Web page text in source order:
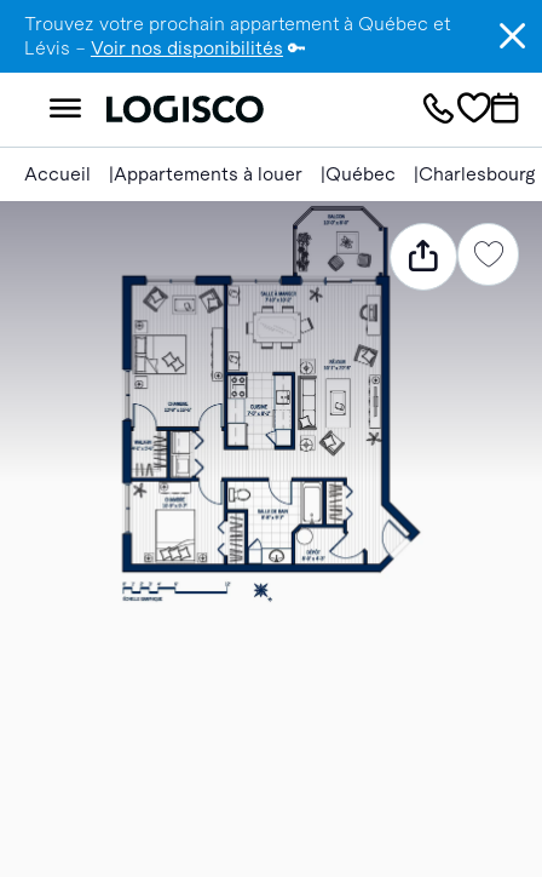
Trouvez votre prochain appartement à Québec et
Lévis – Voir nos disponibilités 🔑
Accueil Appartements à louer Québec Charlesbourg